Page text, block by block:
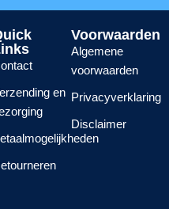
en
Voorwaarden
Algemene
voorwaarden
Privacyverklaring
Disclaimer